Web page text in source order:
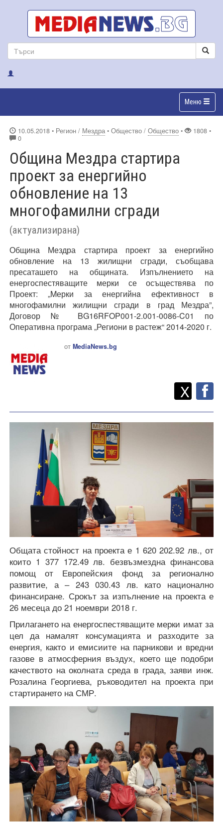
Меню
10.05.2018 • Регион / Мездра • Общество / Общество •
1808 •
0
Община Мездра стартира
проект за енергийно
обновление на 13
многофамилни сгради
(актуализирана)
Община Мездра стартира проект за енергийно
обновление на 13 жилищни сгради, съобщава
пресаташето на общината. Изпълнението на
енергоспестяващите мерки се осъществява по
Проект: „Mерки за енергийнa ефективност в
многофамилни жилищни сгради в град Мездра”,
Договор № BG16RFOP001-2.001-0086-C01 по
Оперативна програма „Региони в растеж“ 2014-2020 г.
от MediaNews.bg
Споделете
X
Общата стойност на проекта е 1 620 202.92 лв., от
които 1 377 172.49 лв. безвъзмездна финансова
помощ от Европейския фонд за регионално
развитие, а – 243 030.43 лв. като национално
финансиране. Срокът за изпълнение на проекта е
26 месеца до 21 ноември 2018 г.
Прилагането на енергоспестяващите мерки имат за
цел да намалят консумацията и разходите за
енергия, както и емисиите на парникови и вредни
газове в атмосферния въздух, което ще подобри
качеството на околната среда в града, заяви инж.
Розалина Георгиева, ръководител на проекта при
стартирането на СМР.